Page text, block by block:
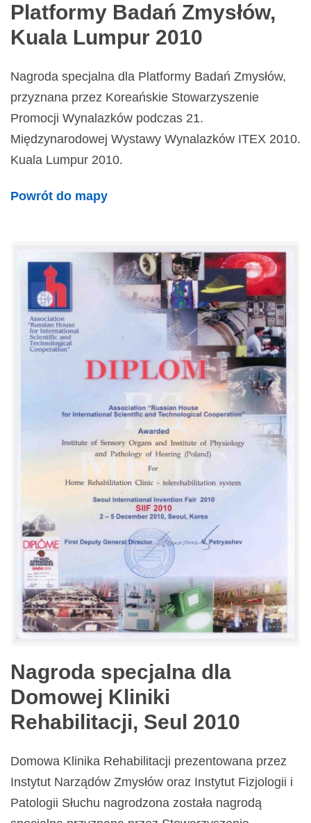
Platformy Badań Zmysłów,
Kuala Lumpur 2010
Nagroda specjalna dla Platformy Badań Zmysłów,
przyznana przez Koreańskie Stowarzyszenie
Promocji Wynalazków podczas 21.
Międzynarodowej Wystawy Wynalazków ITEX 2010.
Kuala Lumpur 2010.
Powrót do mapy
Nagroda specjalna dla
Domowej Kliniki
Rehabilitacji, Seul 2010
Domowa Klinika Rehabilitacji prezentowana przez
Instytut Narządów Zmysłów oraz Instytut Fizjologii i
Patologii Słuchu nagrodzona została nagrodą